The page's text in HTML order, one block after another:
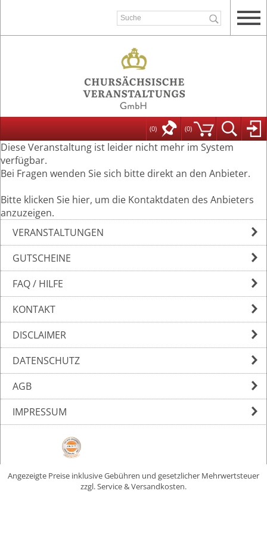
(0) (0)
Diese Veranstaltung ist leider nicht mehr im System
verfügbar.
Bei Fragen wenden Sie sich bitte direkt an den Anbieter.
Bitte klicken Sie hier, um die Kontaktdaten des Anbieters
anzuzeigen.
VERANSTALTUNGEN
GUTSCHEINE
FAQ / HILFE
KONTAKT
DISCLAIMER
DATENSCHUTZ
AGB
IMPRESSUM
Angezeigte Preise inklusive Gebühren und gesetzlicher Mehrwertsteuer
zzgl. Service & Versandkosten.